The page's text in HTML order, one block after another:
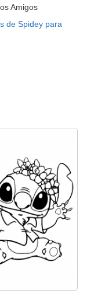
Amigos
de Spidey para